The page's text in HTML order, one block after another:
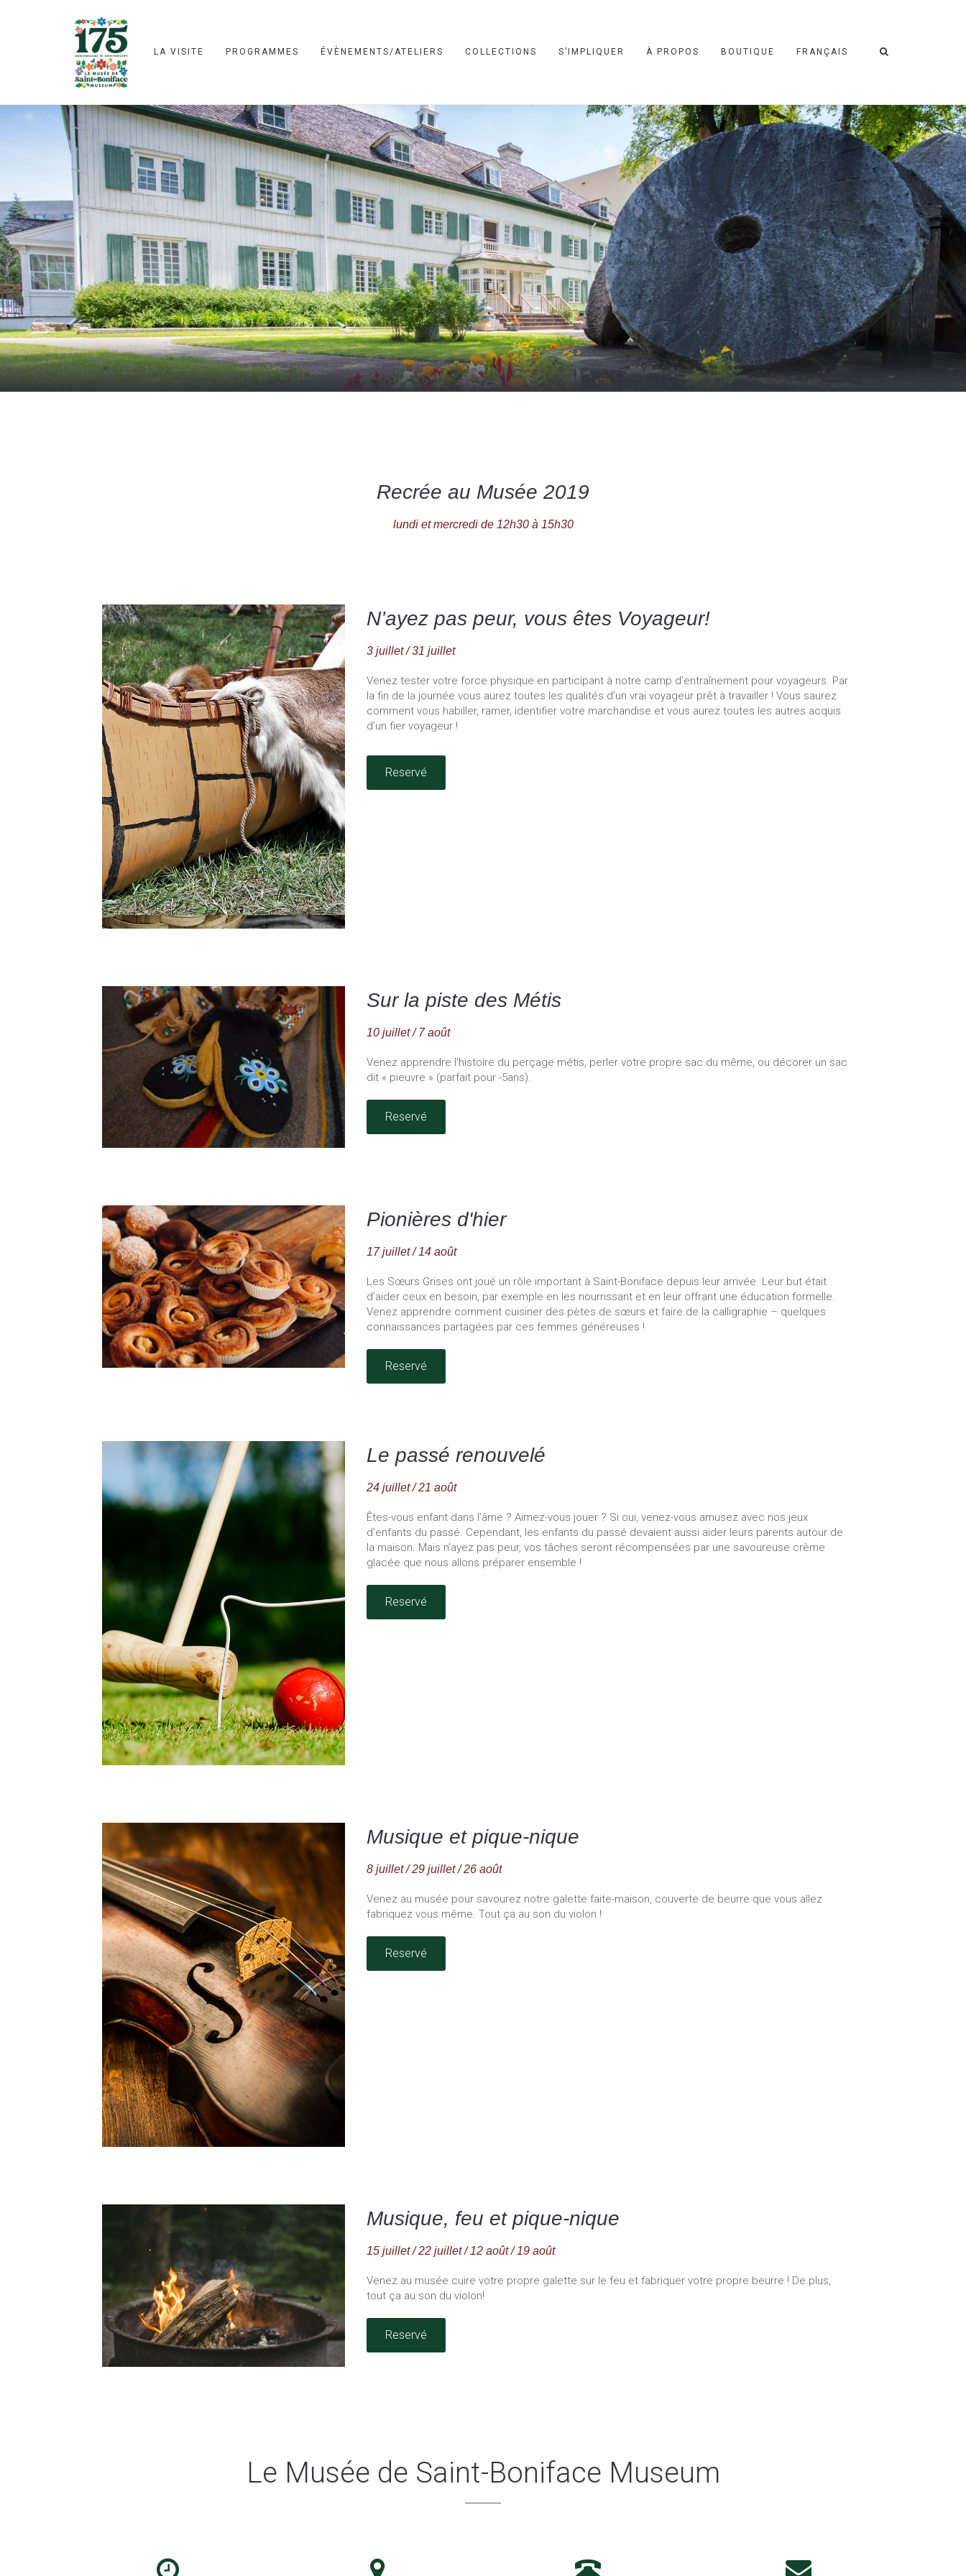
LA VISITE PROGRAMMES ÉVÈNEMENTS/ATELIERS COLLECTIONS S’IMPLIQUER À PROPOS BOUTIQUE FRANÇAIS
Recrée au Musée 2019
lundi et mercredi de 12h30 à 15h30
N’ayez pas peur, vous êtes Voyageur!
3 juillet / 31 juillet
Venez tester votre force physique en participant à notre camp d’entraînement pour voyageurs. Par
la fin de la journée vous aurez toutes les qualités d’un vrai voyageur prêt à travailler ! Vous saurez
comment vous habiller, ramer, identifier votre marchandise et vous aurez toutes les autres acquis
d’un fier voyageur !
Reservé
Sur la piste des Métis
10 juillet / 7 août
Venez apprendre l'histoire du perçage métis, perler votre propre sac du même, ou décorer un sac
dit « pieuvre » (parfait pour -5ans).
Reservé
Pionières d'hier
17 juillet / 14 août
Les Sœurs Grises ont joué un rôle important à Saint-Boniface depuis leur arrivée. Leur but était
d’aider ceux en besoin, par exemple en les nourrissant et en leur offrant une éducation formelle.
Venez apprendre comment cuisiner des pètes de sœurs et faire de la calligraphie – quelques
connaissances partagées par ces femmes généreuses !
Reservé
Le passé renouvelé
24 juillet / 21 août
Êtes-vous enfant dans l’âme ? Aimez-vous jouer ? Si oui, venez-vous amusez avec nos jeux
d’enfants du passé. Cependant, les enfants du passé devaient aussi aider leurs parents autour de
la maison. Mais n’ayez pas peur, vos tâches seront récompensées par une savoureuse crème
glacée que nous allons préparer ensemble !
Reservé
Musique et pique-nique
8 juillet / 29 juillet / 26 août
Venez au musée pour savourez notre galette faite-maison, couverte de beurre que vous allez
fabriquez vous même. Tout ça au son du violon !
Reservé
Musique, feu et pique-nique
15 juillet / 22 juillet / 12 août / 19 août
Venez au musée cuire votre propre galette sur le feu et fabriquer votre propre beurre ! De plus,
tout ça au son du violon!
Reservé
Le Musée de Saint-Boniface Museum